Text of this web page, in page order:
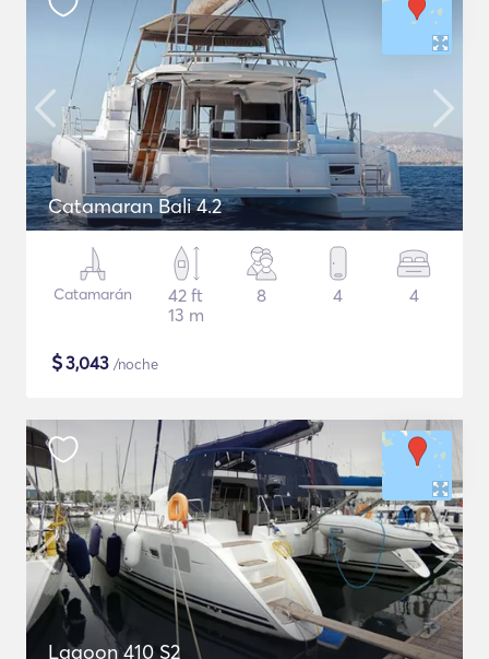
Catamaran Bali 4.2
Catamarán
42 ft
13 m
8 4 4
$3,043 /noche
Lagoon 410 S2